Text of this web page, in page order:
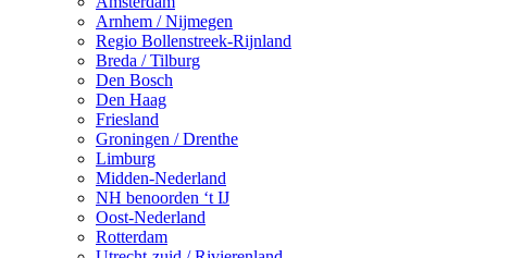
Arnhem / Nijmegen
Regio Bollenstreek-Rijnland
Breda / Tilburg
Den Bosch
Den Haag
Friesland
Groningen / Drenthe
Limburg
Midden-Nederland
NH benoorden ‘t IJ
Oost-Nederland
Rotterdam